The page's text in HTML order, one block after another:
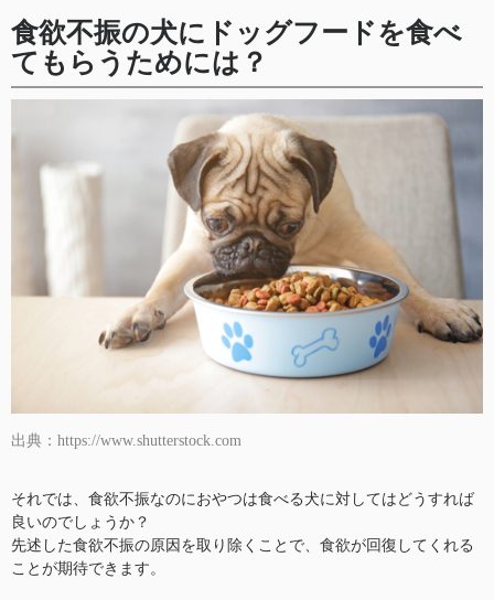
食欲不振の犬にドッグフードを食べ
てもらうためには？
出典：https://www.shutterstock.com
それでは、食欲不振なのにおやつは食べる犬に対してはどうすれば
良いのでしょうか？
先述した食欲不振の原因を取り除くことで、食欲が回復してくれる
ことが期待できます。